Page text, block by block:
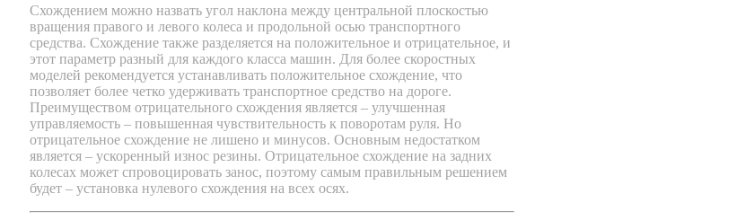
Схождением можно назвать угол наклона между центральной плоскостью
вращения правого и левого колеса и продольной осью транспортного
средства. Схождение также разделяется на положительное и отрицательное, и
этот параметр разный для каждого класса машин. Для более скоростных
моделей рекомендуется устанавливать положительное схождение, что
позволяет более четко удерживать транспортное средство на дороге.
Преимуществом отрицательного схождения является – улучшенная
управляемость – повышенная чувствительность к поворотам руля. Но
отрицательное схождение не лишено и минусов. Основным недостатком
является – ускоренный износ резины. Отрицательное схождение на задних
колесах может спровоцировать занос, поэтому самым правильным решением
будет – установка нулевого схождения на всех осях.